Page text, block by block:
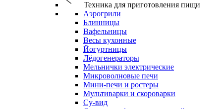
Техника для приготовления пищи
Аэрогрили
Блинницы
Вафельницы
Весы кухонные
Йогуртницы
Лёдогенераторы
Мельнички электрические
Микроволновые печи
Мини-печи и ростеры
Мультиварки и скороварки
Су-вид